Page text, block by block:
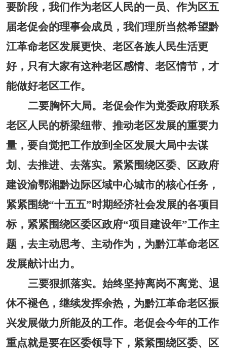
要阶段，我们作为老区人民的一员、作为区五
届老促会的理事会成员，我们理所当然希望黔
江革命老区发展更快、老区各族人民生活更
好，只有大家有这种老区感情、老区情节，才
能做好老区工作。
二要胸怀大局。 老促会作为党委政府联系
老区人民的桥梁纽带、推动老区发展的重要力
量，要自觉把工作放到全区发展大局中去谋
划、去推进、去落实。紧紧围绕区委、区政府
建设渝鄂湘黔边际区域中心城市的核心任务，
紧紧围绕“十五五”时期经济社会发展的各项目
标，紧紧围绕区委区政府“项目建设年”工作主
题，去主动思考、主动作为，为黔江革命老区
发展献计出力。
三要狠抓落实。 始终坚持离岗不离党、退
休不褪色，继续发挥余热，为黔江革命老区振
兴发展做力所能及的工作。老促会今年的工作
重点就是要在区委领导下，紧紧围绕区委、区